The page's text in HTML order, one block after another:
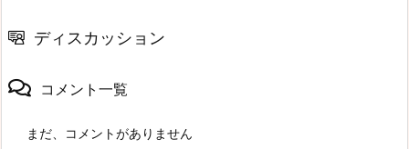
ディスカッション
コメント一覧
まだ、コメントがありません